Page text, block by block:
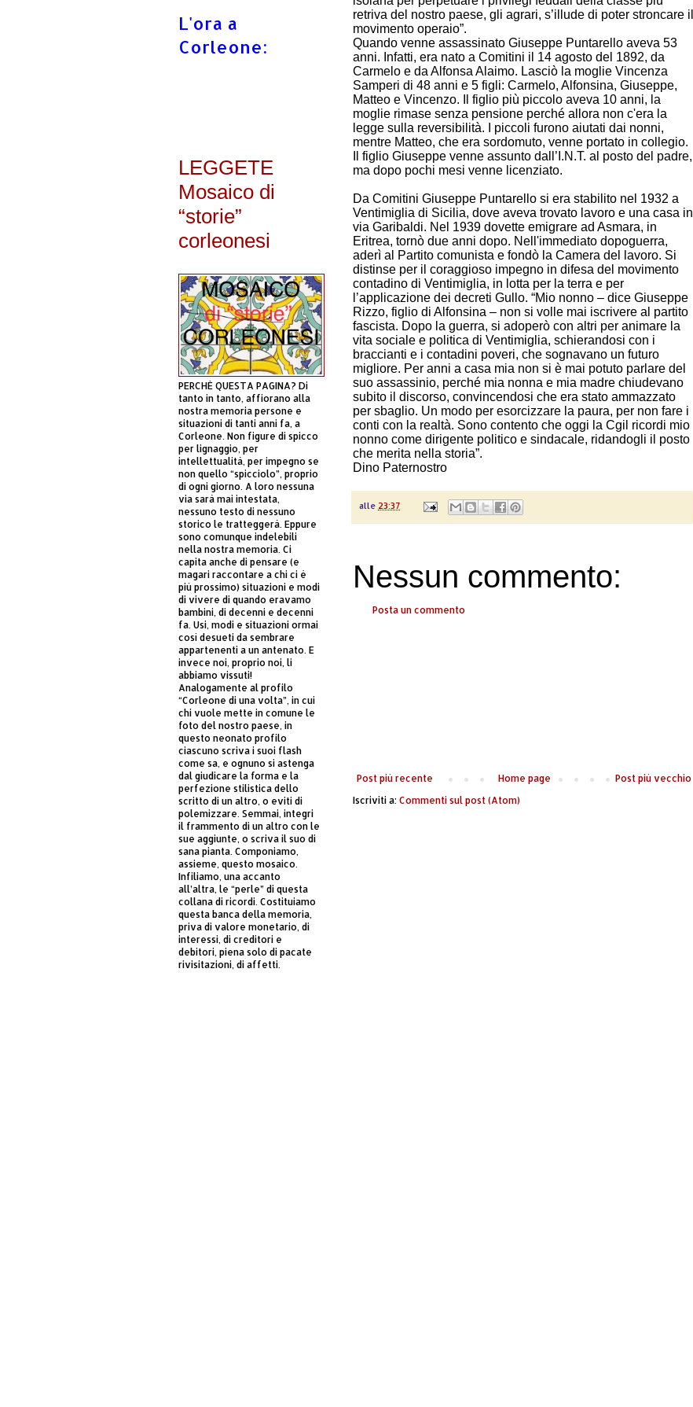
retriva del nostro paese, gli agrari, s’illude di poter stroncare il
movimento operaio”.
Quando venne assassinato Giuseppe Puntarello aveva 53
anni. Infatti, era nato a Comitini il 14 agosto del 1892, da
Carmelo e da Alfonsa Alaimo. Lasciò la moglie Vincenza
Samperi di 48 anni e 5 figli: Carmelo, Alfonsina, Giuseppe,
Matteo e Vincenzo. Il figlio più piccolo aveva 10 anni, la
moglie rimase senza pensione perché allora non c'era la
legge sulla reversibilità. I piccoli furono aiutati dai nonni,
mentre Matteo, che era sordomuto, venne portato in collegio.
Il figlio Giuseppe venne assunto dall’I.N.T. al posto del padre,
ma dopo pochi mesi venne licenziato.
Da Comitini Giuseppe Puntarello si era stabilito nel 1932 a
Ventimiglia di Sicilia, dove aveva trovato lavoro e una casa in
via Garibaldi. Nel 1939 dovette emigrare ad Asmara, in
Eritrea, tornò due anni dopo. Nell'immediato dopoguerra,
aderì al Partito comunista e fondò la Camera del lavoro. Si
distinse per il coraggioso impegno in difesa del movimento
contadino di Ventimiglia, in lotta per la terra e per
l’applicazione dei decreti Gullo. “Mio nonno – dice Giuseppe
Rizzo, figlio di Alfonsina – non si volle mai iscrivere al partito
fascista. Dopo la guerra, si adoperò con altri per animare la
vita sociale e politica di Ventimiglia, schierandosi con i
braccianti e i contadini poveri, che sognavano un futuro
migliore. Per anni a casa mia non si è mai potuto parlare del
suo assassinio, perché mia nonna e mia madre chiudevano
subito il discorso, convincendosi che era stato ammazzato
per sbaglio. Un modo per esorcizzare la paura, per non fare i
conti con la realtà. Sono contento che oggi la Cgil ricordi mio
nonno come dirigente politico e sindacale, ridandogli il posto
che merita nella storia”.
Dino Paternostro
alle 23:37
Nessun commento:
Posta un commento
Post più recente Post più vecchio
Home page
Iscriviti a: Commenti sul post (Atom)
L'ora a
Corleone:
LEGGETE
Mosaico di
“storie”
corleonesi
PERCHÈ QUESTA PAGINA? Di
tanto in tanto, affiorano alla
nostra memoria persone e
situazioni di tanti anni fa, a
Corleone. Non figure di spicco
per lignaggio, per
intellettualità, per impegno se
non quello “spicciolo”, proprio
di ogni giorno. A loro nessuna
via sarà mai intestata,
nessuno testo di nessuno
storico le tratteggerà. Eppure
sono comunque indelebili
nella nostra memoria. Ci
capita anche di pensare (e
magari raccontare a chi ci è
più prossimo) situazioni e modi
di vivere di quando eravamo
bambini, di decenni e decenni
fa. Usi, modi e situazioni ormai
così desueti da sembrare
appartenenti a un antenato. E
invece noi, proprio noi, li
abbiamo vissuti!
Analogamente al profilo
“Corleone di una volta”, in cui
chi vuole mette in comune le
foto del nostro paese, in
questo neonato profilo
ciascuno scriva i suoi flash
come sa, e ognuno si astenga
dal giudicare la forma e la
perfezione stilistica dello
scritto di un altro, o eviti di
polemizzare. Semmai, integri
il frammento di un altro con le
sue aggiunte, o scriva il suo di
sana pianta. Componiamo,
assieme, questo mosaico.
Infiliamo, una accanto
all’altra, le “perle” di questa
collana di ricordi. Costituiamo
questa banca della memoria,
priva di valore monetario, di
interessi, di creditori e
debitori, piena solo di pacate
rivisitazioni, di affetti.